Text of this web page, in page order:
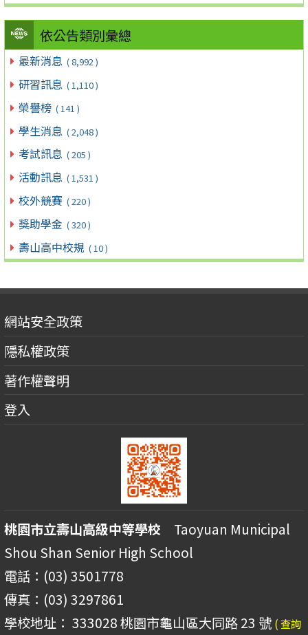
依公告類別彙總
最新消息 ( 8,992 )
研習訊息 ( 1,110 )
榮譽榜 ( 141 )
學生消息 ( 2,048 )
考試訊息 ( 205 )
活動訊息 ( 1,531 )
校外競賽 ( 220 )
獎助學金 ( 320 )
壽山高中校規 ( 10 )
網站安全政策
隱私權政策
著作權聲明
登入
桃園市立壽山高級中等學校 Taoyuan Municipal
Shou Shan Senior High School
電話：(03) 3501778
傳真：(03) 3297861
學校地址： 333028 桃園市龜山區大同路 23 號 ( 查詢